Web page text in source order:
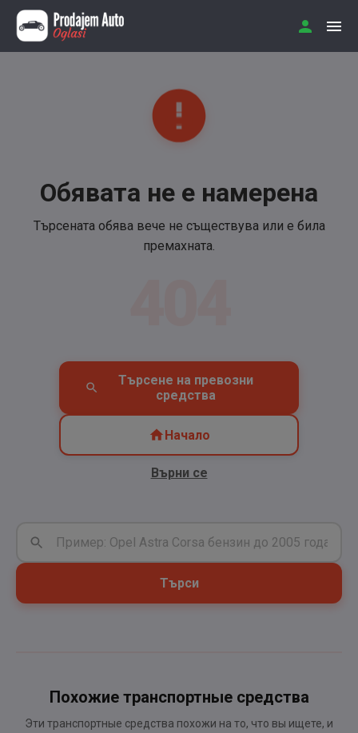
Обявата не е намерена
Търсената обява вече не съществува или е била
премахната.
Търсене на превозни
средства
Начало
Върни се
Търси
Похожие транспортные средства
Эти транспортные средства похожи на то, что вы ищете, и